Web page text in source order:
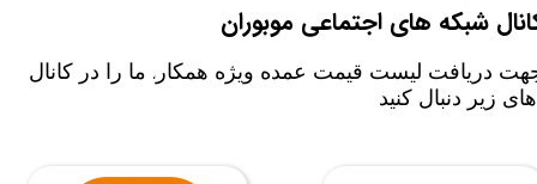
شبکه های اجتماعی موبوران
دریافت لیست قیمت عمده ویژه همکار ، ما را در کانال